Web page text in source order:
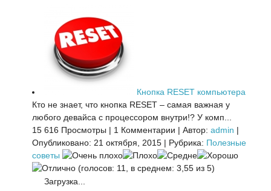
Кнопка RESET компьютера
Кто не знает, что кнопка RESET – самая важная у
любого девайса с процессором внутри!? У комп...
15 616 Просмотры | 1 Комментарии | Автор: admin |
Опубликовано: 21 октября, 2015 | Рубрика: Полезные
советы
(голосов: 11, в среднем: 3,55 из 5)
Загрузка...